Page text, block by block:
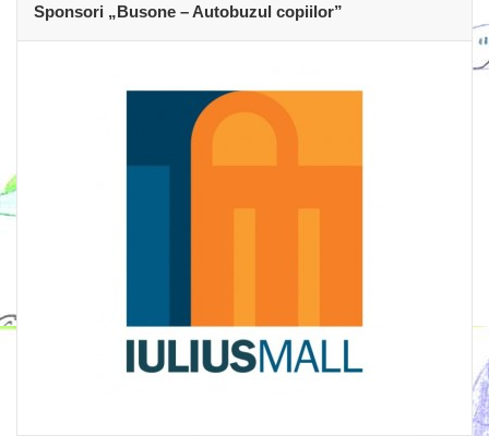
Sponsori „Busone – Autobuzul copiilor”